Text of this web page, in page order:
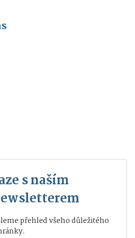
s naším
přehled všeho důležitého